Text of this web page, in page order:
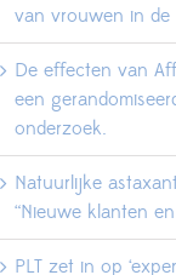
van vrouwen in de
De effecten van
een
onderzoek.
Natuurlijke
“Nieuwe klanten
PLT zet in op